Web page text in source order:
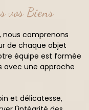
vos Biens
nous comprenons
de chaque objet
équipe est formée
avec une approche
et délicatesse,